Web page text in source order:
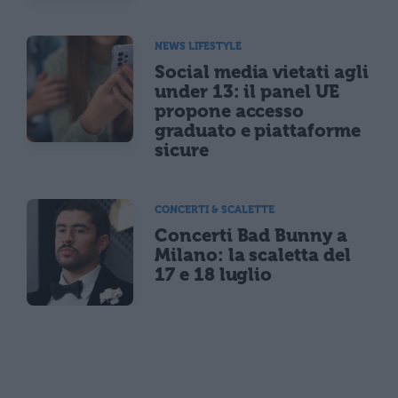
NEWS LIFESTYLE
Social media vietati agli
under 13: il panel UE
propone accesso
graduato e piattaforme
sicure
CONCERTI & SCALETTE
Concerti Bad Bunny a
Milano: la scaletta del
17 e 18 luglio